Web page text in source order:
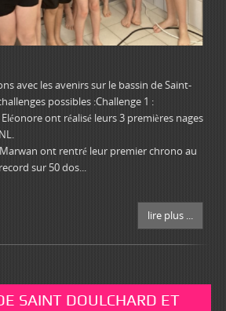
avec les avenirs sur le bassin de Saint-
possibles :Challenge 1 :
ont réalisé leurs 3 premières nages
ont rentré leur premier chrono au
sur 50 dos...
lire plus ...
SAINT DOULCHARD ET